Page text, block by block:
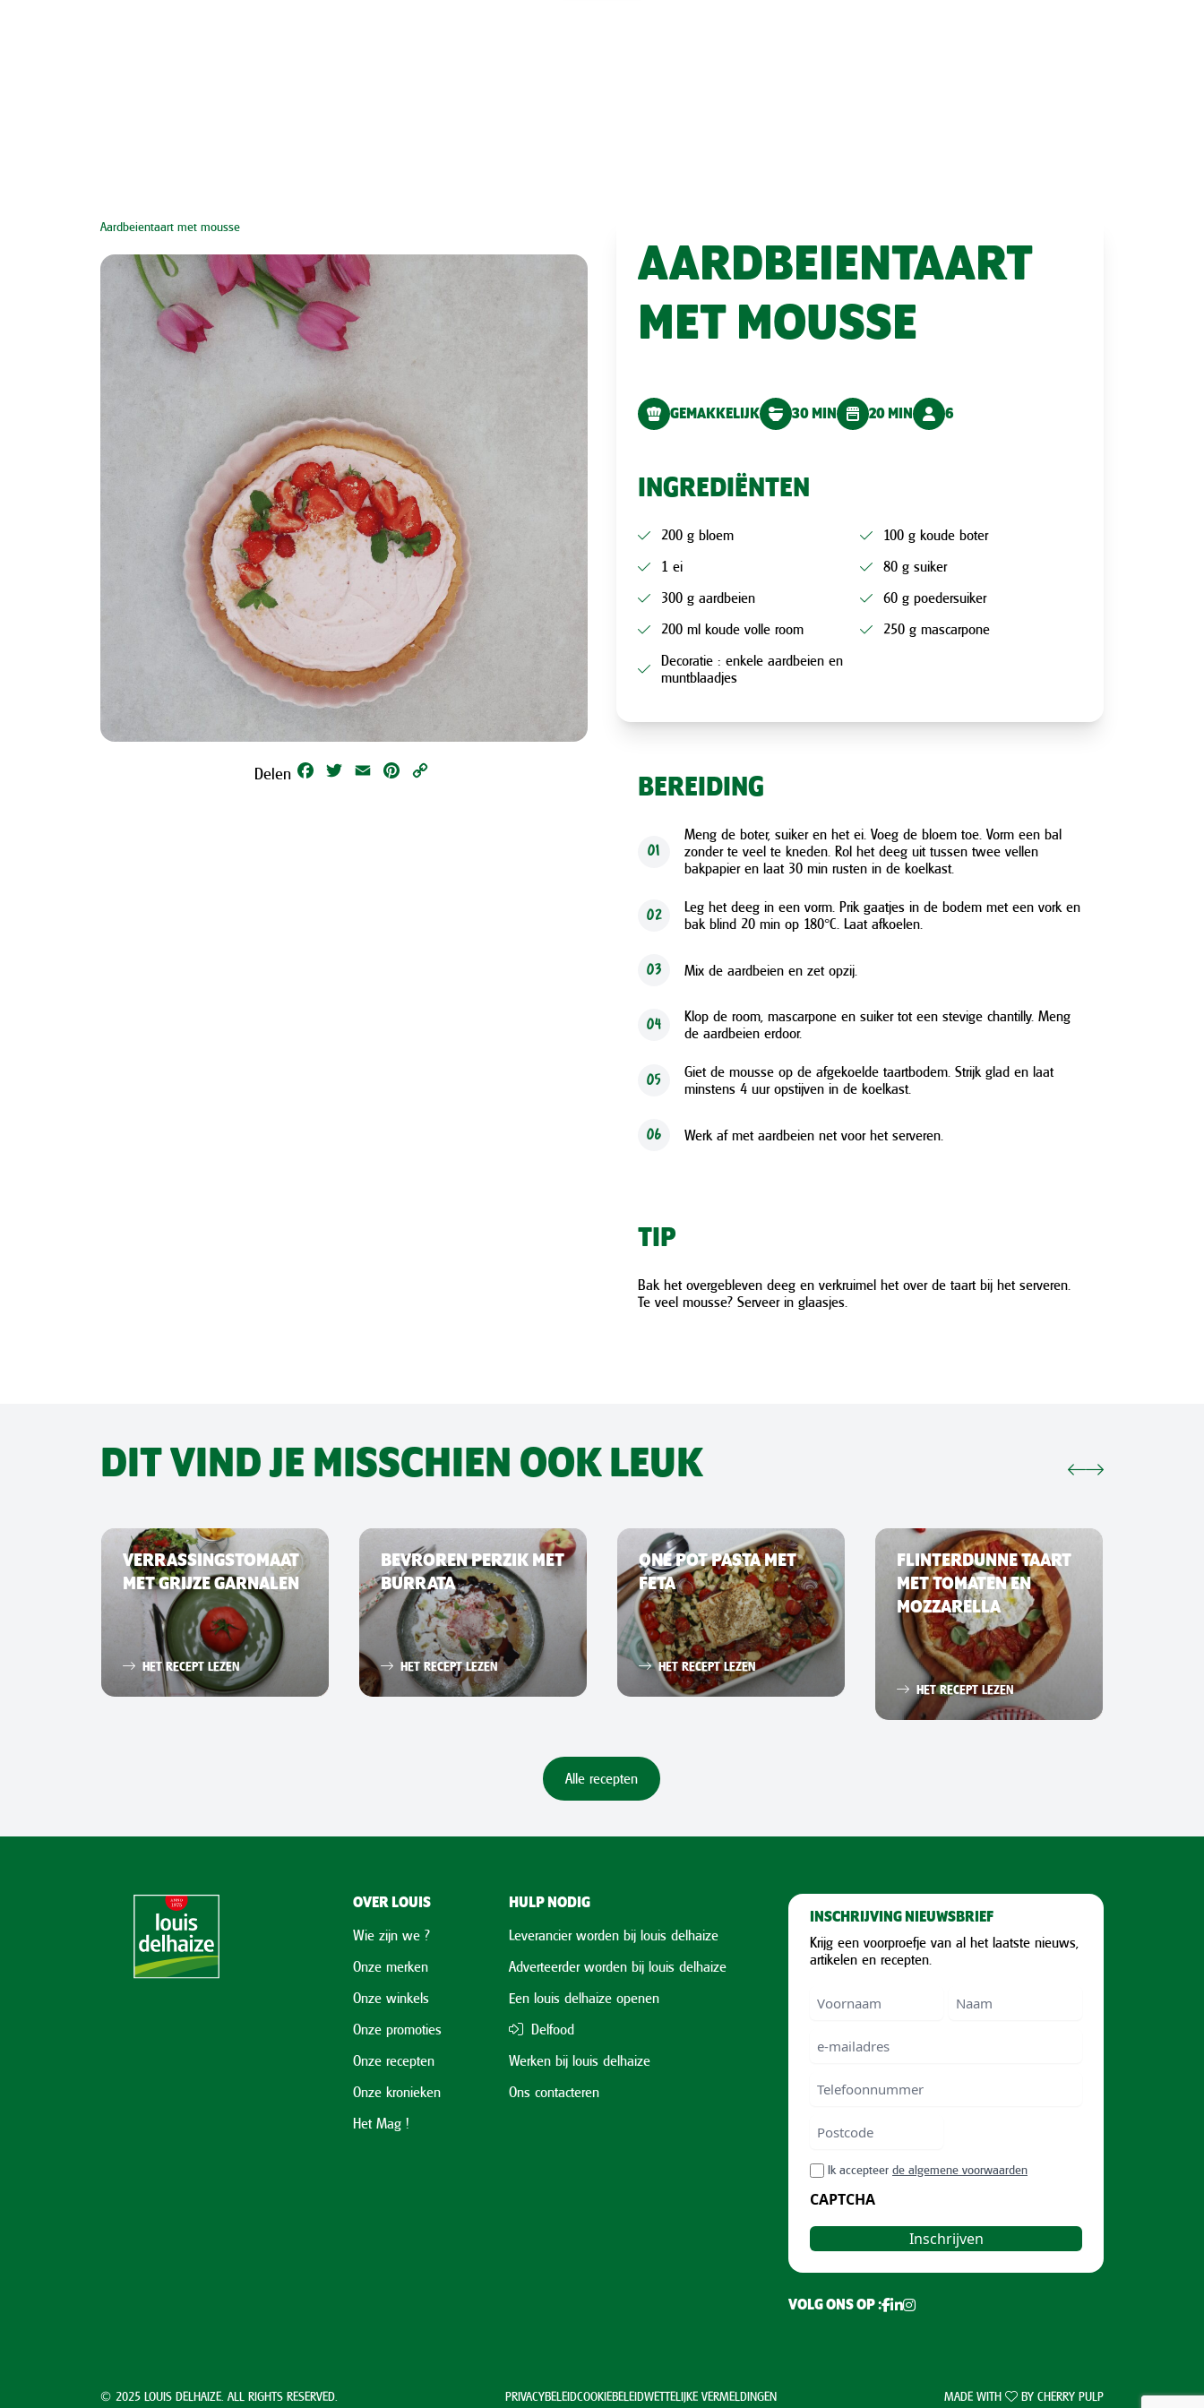
Aardbeientaart met mousse
Delen Facebook
Twitter Email Pinterest
AARDBEIENTAART
MET MOUSSE
GEMAKKELIJK 30 MIN 20 MIN 6
INGREDIËNTEN
200 g bloem
100 g koude boter
1 ei
80 g suiker
300 g aardbeien
60 g poedersuiker
200 ml koude volle room
250 g mascarpone
Decoratie : enkele aardbeien en
muntblaadjes
BEREIDING
01
Meng de boter, suiker en het ei. Voeg de bloem toe. Vorm een bal
zonder te veel te kneden. Rol het deeg uit tussen twee vellen
bakpapier en laat 30 min rusten in de koelkast.
02
Leg het deeg in een vorm. Prik gaatjes in de bodem met een vork en
bak blind 20 min op 180°C. Laat afkoelen.
03 Mix de aardbeien en zet opzij.
04
Klop de room, mascarpone en suiker tot een stevige chantilly. Meng
de aardbeien erdoor.
05
Giet de mousse op de afgekoelde taartbodem. Strijk glad en laat
minstens 4 uur opstijven in de koelkast.
06 Werk af met aardbeien net voor het serveren.
TIP
Bak het overgebleven deeg en verkruimel het over de taart bij het serveren.
Te veel mousse? Serveer in glaasjes.
DIT VIND JE MISSCHIEN OOK LEUK
VERRASSINGSTOMAAT
MET GRIJZE GARNALEN
HET RECEPT LEZEN
BEVROREN PERZIK MET
BURRATA
HET RECEPT LEZEN
ONE POT PASTA MET
FETA
HET RECEPT LEZEN
FLINTERDUNNE TAART
MET TOMATEN EN
MOZZARELLA
HET RECEPT LEZEN
Alle recepten
OVER LOUIS
Wie zijn we ?
Onze merken
Onze winkels
Onze promoties
Onze recepten
Onze kronieken
Het Mag !
HULP NODIG
Leverancier worden bij louis delhaize
Adverteerder worden bij louis delhaize
Een louis delhaize openen
Delfood
Werken bij louis delhaize
Ons contacteren
INSCHRIJVING NIEUWSBRIEF
Krijg een voorproefje van al het laatste nieuws,
artikelen en recepten.
Voornaam
Telefoonnummer
Postcode
ZIP
/
Postal
Code
RGPDIk accepteer de algemene voorwaarden
CAPTCHA
VOLG ONS OP :
© 2025 LOUIS DELHAIZE. ALL RIGHTS RESERVED. PRIVACYBELEIDCOOKIEBELEIDWETTELIJKE VERMELDINGEN MADE WITH BY CHERRY PULP